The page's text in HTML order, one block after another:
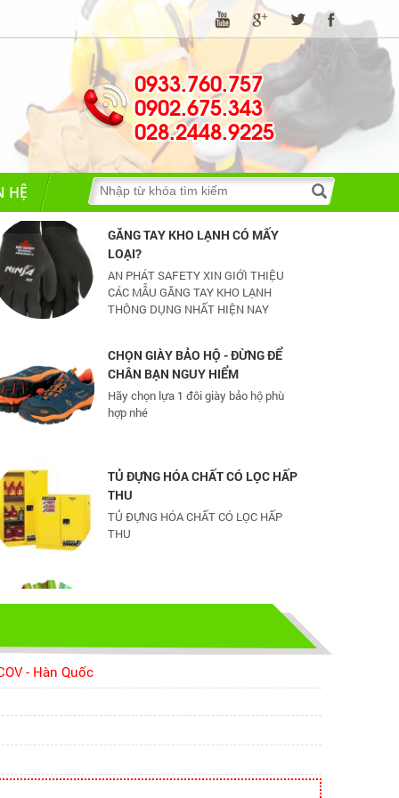
0933.760.757
0902.675.343
028.2448.9225
HỆ
tuy nhiên nó cũng có một số tác hại
nhất định
Đã kinh doanh xăng dầu là phải có
Spill Kit
Bộ Ứng Phó Khẩn Cấp (SPILL KIT) bao
gồm các vật tư và trang bị cần thiết
cho ứng phó nhanh, cơ động các sự
cố tràn đổ dầu và hoá chất mức vừa
và nhỏ
GĂNG TAY KHO LẠNH CÓ MẤY
AN PHÁT SAFETY XIN GIỚI THIỆU
CÁC MẪU GĂNG TAY KHO LẠNH
THÔNG DỤNG NHẤT HIỆN NAY
CHỌN GIÀY BẢO HỘ - ĐỪNG ĐỂ
Hãy chọn lựa 1 đôi giày bảo hộ phù
hợp nhé
TỦ ĐỰNG HÓA CHẤT CÓ LỌC HẤP
THU
VSLĐ
quần áo bảo hộ - Hội nghị Mạng
thứ 16
quần áo bảo hộ - Hội nghị Mạng thông
- Hàn Quốc